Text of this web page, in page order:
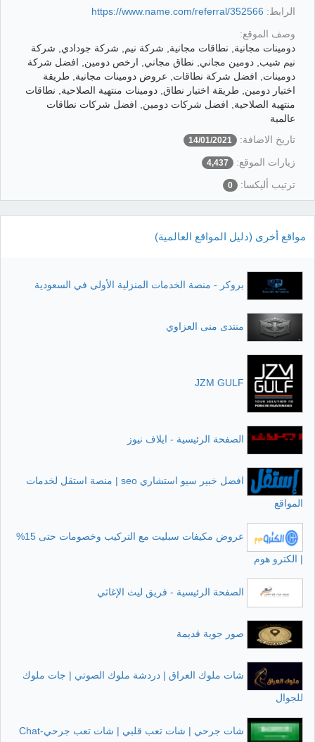
الرابط: https://www.name.com/referral/352566
وصف الموقع:
دومينات مجانية, نطاقات مجانية, شركة نيم, شركة جودادي, شركة
نيم شيب, دومين مجاني, نطاق مجاني, ارخص دومين, افضل شركة
دومينات, افضل شركة نطاقات, عروض دومينات مجانية, طريقة
اختيار دومين, طريقة اختيار نطاق, دومينات منتهية الصلاحية, نطاقات
منتهية الصلاحية, افضل شركات دومين, افضل شركات نطاقات
عالمية
تاريخ الاضافة:
14/01/2021
زيارات الموقع: 4,437
ترتيب أليكسا: 0
مواقع أخرى (دليل المواقع العالمية)
بروكر - منصة الخدمات المنزلية الأولى في السعودية
منتدى منى العزاوي
JZM GULF
الصفحة الرئيسية - ايلاف نيوز
افضل خبير سيو استشاري seo | منصة استقل لخدمات
المواقع
عروض مكيفات سبليت مع التركيب وخصومات حتى 15%
| الكترو هوم
الصفحة الرئيسية - فريق ليث الإغاثي
صور جوية قديمة
شات ملوك العراق | دردشة ملوك الصوتي | جات ملوك
للجوال
شات جرحي | شات تعب قلبي | شات تعب جرحي-Chat